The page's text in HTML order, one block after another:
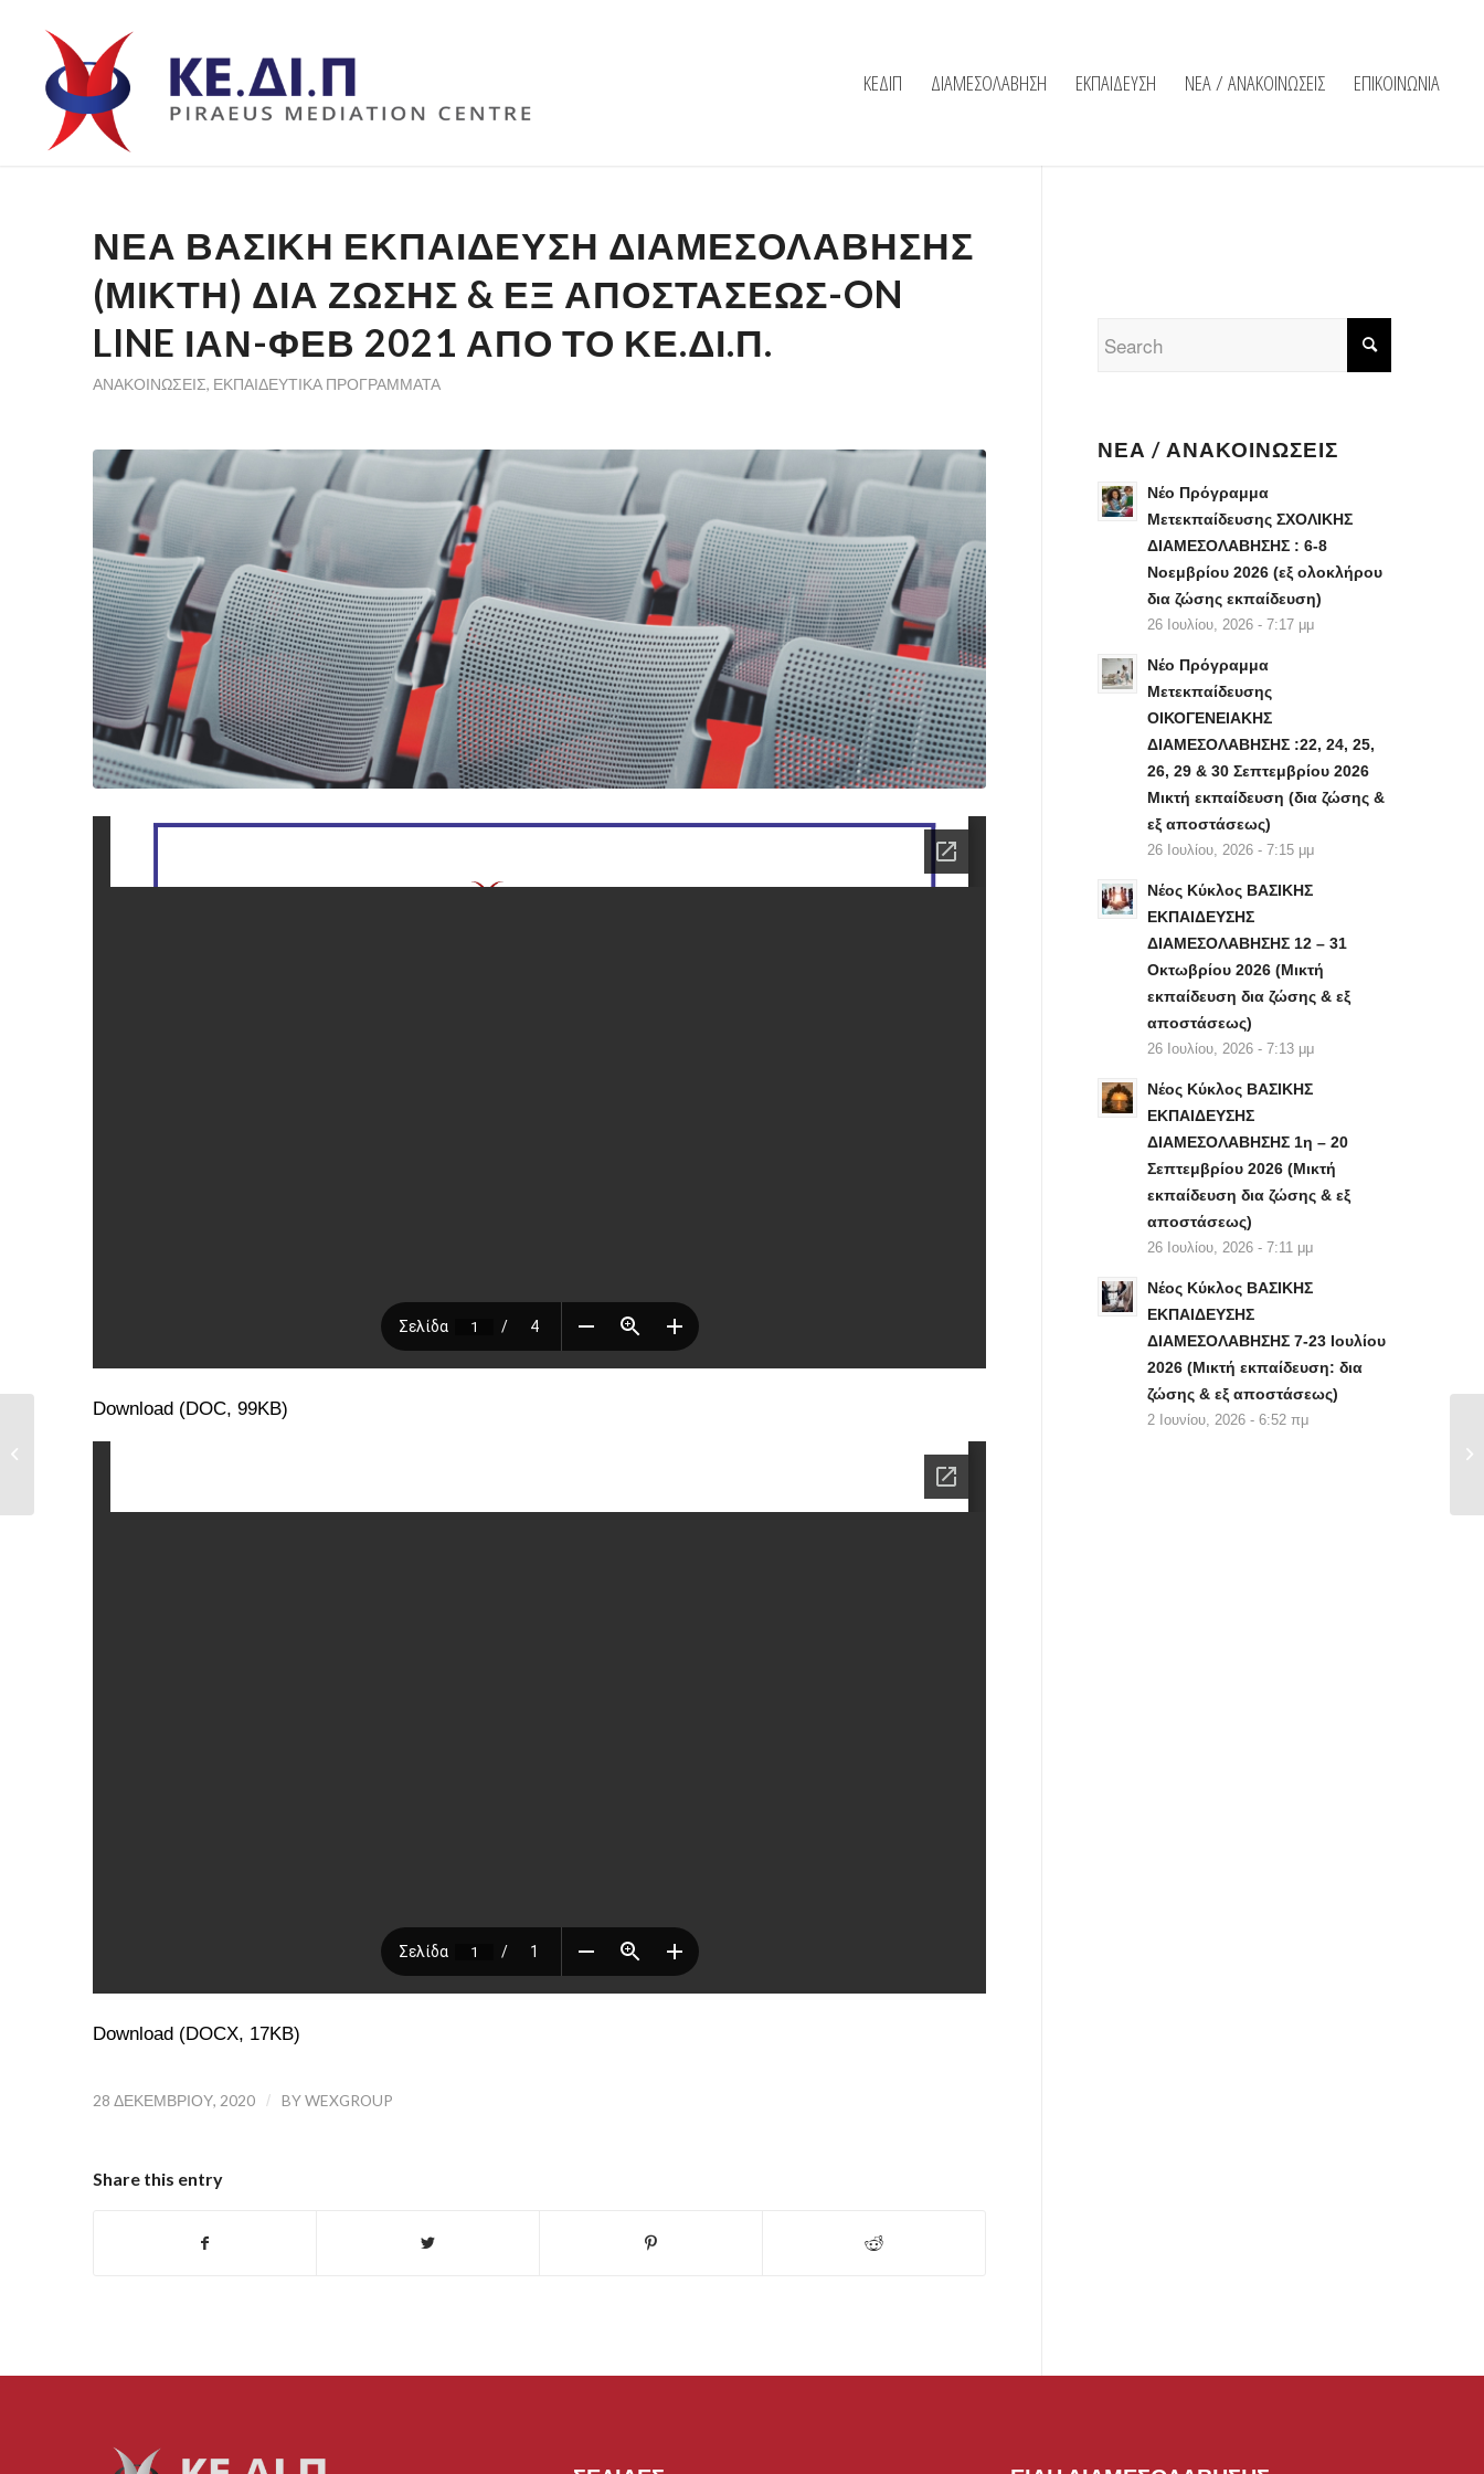
ΚΕΔΙΠ ΔΙΑΜΕΣΟΛΑΒΗΣΗ ΕΚΠΑΙΔΕΥΣΗ ΝΕΑ / ΑΝΑΚΟΙΝΩΣΕΙΣ ΕΠΙΚΟΙΝΩΝΙΑ
ΝΕΑ ΒΑΣΙΚΗ ΕΚΠΑΙΔΕΥΣΗ ΔΙΑΜΕΣΟΛΑΒΗΣΗΣ
(ΜΙΚΤΗ) ΔΙΑ ΖΩΣΗΣ & ΕΞ ΑΠΟΣΤΑΣΕΩΣ-ON
LINE ΙΑΝ-ΦΕΒ 2021 ΑΠΌ ΤΟ ΚΕ.ΔΙ.Π.
ΑΝΑΚΟΙΝΏΣΕΙΣ, ΕΚΠΑΙΔΕΥΤΙΚΆ ΠΡΟΓΡΆΜΜΑΤΑ
Download (DOC, 99KB)
Download (DOCX, 17KB)
28 ΔΕΚΕΜΒΡΊΟΥ, 2020 / BYWEXGROUP
Share this entry
ΝΈΑ / ΑΝΑΚΟΙΝΏΣΕΙΣ
Νέο Πρόγραμμα
Μετεκπαίδευσης ΣΧΟΛΙΚΗΣ
ΔΙΑΜΕΣΟΛΑΒΗΣΗΣ : 6-8
Νοεμβρίου 2026 (εξ ολοκλήρου
δια ζώσης εκπαίδευση)
26 Ιουλίου, 2026 - 7:17 μμ
Νέο Πρόγραμμα
Μετεκπαίδευσης
ΟΙΚΟΓΕΝΕΙΑΚΗΣ
ΔΙΑΜΕΣΟΛΑΒΗΣΗΣ :22, 24, 25,
26, 29 & 30 Σεπτεμβρίου 2026
Μικτή εκπαίδευση (δια ζώσης &
εξ αποστάσεως)
26 Ιουλίου, 2026 - 7:15 μμ
Νέος Κύκλος ΒΑΣΙΚΗΣ
ΕΚΠΑΙΔΕΥΣΗΣ
ΔΙΑΜΕΣΟΛΑΒΗΣΗΣ 12 – 31
Οκτωβρίου 2026 (Μικτή
εκπαίδευση δια ζώσης & εξ
αποστάσεως)
26 Ιουλίου, 2026 - 7:13 μμ
Νέος Κύκλος ΒΑΣΙΚΗΣ
ΕΚΠΑΙΔΕΥΣΗΣ
ΔΙΑΜΕΣΟΛΑΒΗΣΗΣ 1η – 20
Σεπτεμβρίου 2026 (Μικτή
εκπαίδευση δια ζώσης & εξ
αποστάσεως)
26 Ιουλίου, 2026 - 7:11 μμ
Νέος Κύκλος ΒΑΣΙΚΗΣ
ΕΚΠΑΙΔΕΥΣΗΣ
ΔΙΑΜΕΣΟΛΑΒΗΣΗΣ 7-23 Ιουλίου
2026 (Μικτή εκπαίδευση: δια
ζώσης & εξ αποστάσεως)
2 Ιουνίου, 2026 - 6:52 πμ